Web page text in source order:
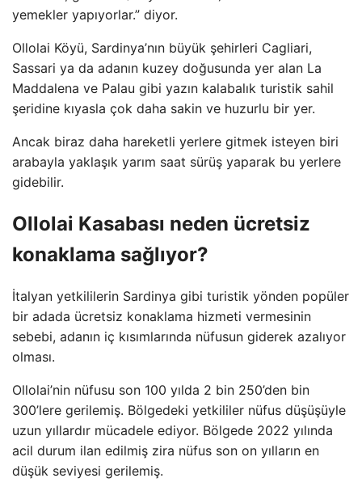
yemekler yapıyorlar.” diyor.
Ollolai Köyü, Sardinya’nın büyük şehirleri Cagliari,
Sassari ya da adanın kuzey doğusunda yer alan La
Maddalena ve Palau gibi yazın kalabalık turistik sahil
şeridine kıyasla çok daha sakin ve huzurlu bir yer.
Ancak biraz daha hareketli yerlere gitmek isteyen biri
arabayla yaklaşık yarım saat sürüş yaparak bu yerlere
gidebilir.
Ollolai Kasabası neden ücretsiz
konaklama sağlıyor?
İtalyan yetkililerin Sardinya gibi turistik yönden popüler
bir adada ücretsiz konaklama hizmeti vermesinin
sebebi, adanın iç kısımlarında nüfusun giderek azalıyor
olması.
Ollolai’nin nüfusu son 100 yılda 2 bin 250’den bin
300’lere gerilemiş. Bölgedeki yetkililer nüfus düşüşüyle
uzun yıllardır mücadele ediyor. Bölgede 2022 yılında
acil durum ilan edilmiş zira nüfus son on yılların en
düşük seviyesi gerilemiş.